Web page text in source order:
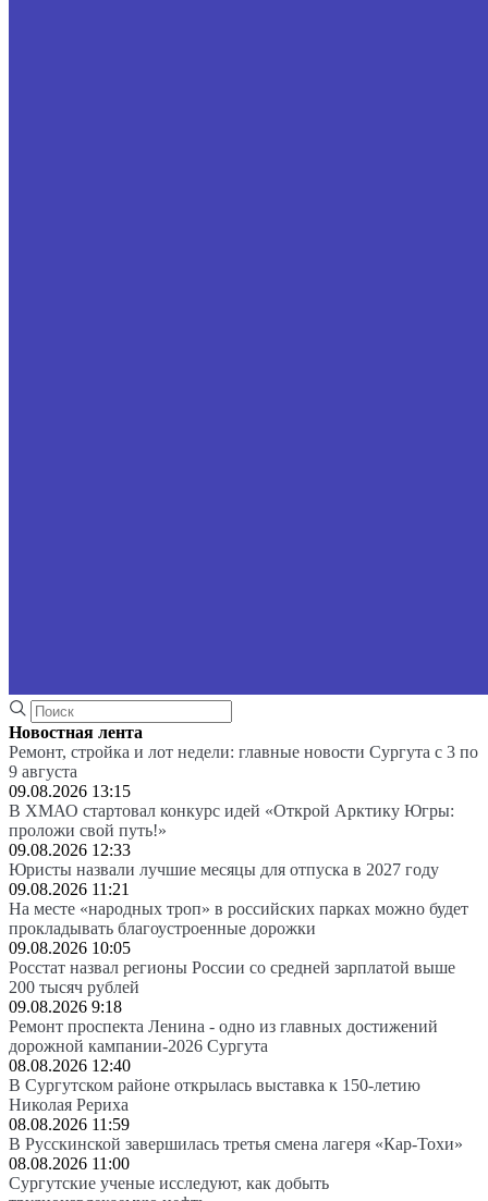
Новостная лента
Ремонт, стройка и лот недели: главные новости Сургута с 3 по
9 августа
09.08.2026 13:15
В ХМАО стартовал конкурс идей «Открой Арктику Югры:
проложи свой путь!»
09.08.2026 12:33
Юристы назвали лучшие месяцы для отпуска в 2027 году
09.08.2026 11:21
На месте «народных троп» в российских парках можно будет
прокладывать благоустроенные дорожки
09.08.2026 10:05
Росстат назвал регионы России со средней зарплатой выше
200 тысяч рублей
09.08.2026 9:18
Ремонт проспекта Ленина - одно из главных достижений
дорожной кампании-2026 Сургута
08.08.2026 12:40
В Сургутском районе открылась выставка к 150-летию
Николая Рериха
08.08.2026 11:59
В Русскинской завершилась третья смена лагеря «Кар-Тохи»
08.08.2026 11:00
Сургутские ученые исследуют, как добыть